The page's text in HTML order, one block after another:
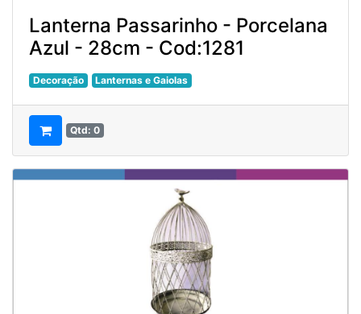
Lanterna Passarinho - Porcelana
Azul - 28cm - Cod:1281
Decoração Lanternas e Gaiolas
Qtd: 0